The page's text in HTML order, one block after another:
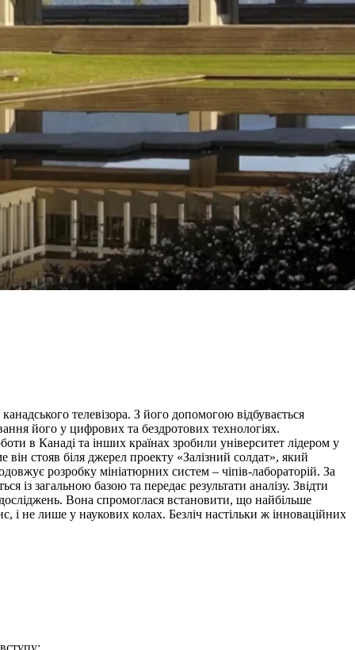
телевізора. З його допомогою відбувається
його у цифрових та бездротових технологіях.
в Канаді та інших країнах зробили університет лідером у
він стояв біля джерел проекту «Залізний солдат», який
розробку мініатюрних систем – чіпів-лабораторій. За
із загальною базою та передає результати аналізу. Звідти
Вона спромоглася встановити, що найбільше
і не лише у наукових колах. Безліч настільки ж інноваційних